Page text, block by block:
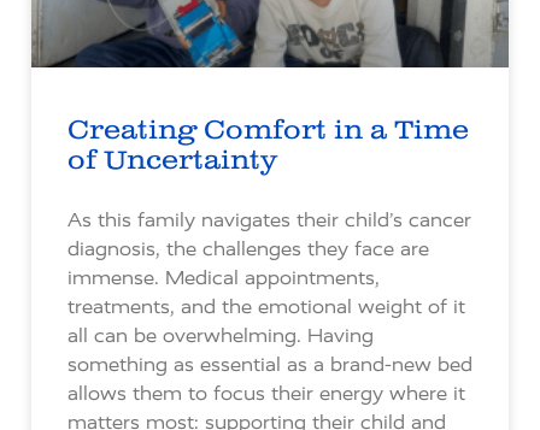
Creating Comfort in a Time
of Uncertainty
As this family navigates their child’s cancer
diagnosis, the challenges they face are
immense. Medical appointments,
treatments, and the emotional weight of it
all can be overwhelming. Having
something as essential as a brand-new bed
allows them to focus their energy where it
matters most: supporting their child and